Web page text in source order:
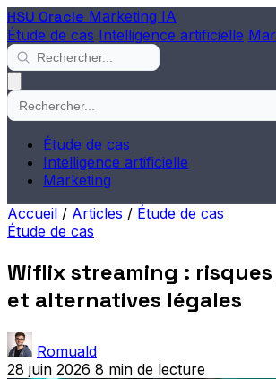
HSU Oracle Marketing IA
Étude de cas Intelligence artificielle
Étude de cas
Intelligence artificielle
Marketing
Accueil / Articles / Étude de cas
Étude de cas
Wiflix streaming :
et alternatives légales
Romuald
28 juin 2026 8 min de lecture